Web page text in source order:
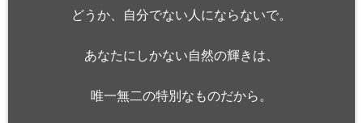
どうか、自分でない人にならないで。
あなたにしかない自然の輝きは、
唯一無二の特別なものだから。